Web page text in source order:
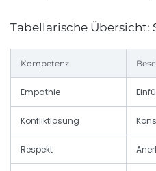
Tabellarische
Kompetenz
Empathie
Konfliktlösung
Respekt